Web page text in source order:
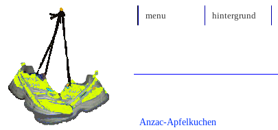
Anzac-Apfelkuchen
menu hintergrund